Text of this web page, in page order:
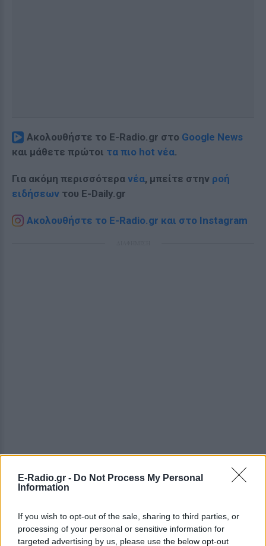
E-Radio.gr - Do Not Process My Personal
Information
If you wish to opt-out of the sale, sharing to third parties, or
processing of your personal or sensitive information for
targeted advertising by us, please use the below opt-out
Ακολουθήστε το E-Radio.gr στο Google News
και μάθετε πρώτοι τα πιο hot νέα.
Για ακόμη περισσότερα νέα, μπείτε στην ροή
ειδήσεων του E-Daily.gr
Ακολουθήστε το E-Radio.gr και στο Instagram
ΔΕΙΤΕ ΕΠΙΣΗΣ